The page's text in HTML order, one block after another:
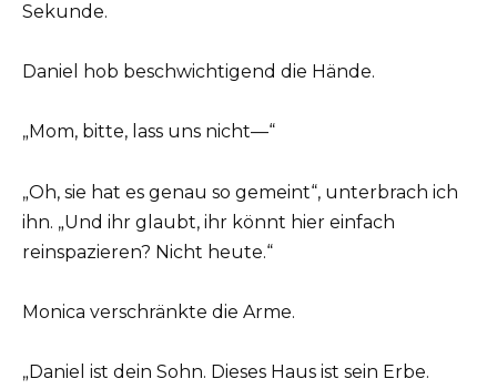
Sekunde.
Daniel hob beschwichtigend die Hände.
„Mom, bitte, lass uns nicht—“
„Oh, sie hat es genau so gemeint“, unterbrach ich
ihn. „Und ihr glaubt, ihr könnt hier einfach
reinspazieren? Nicht heute.“
Monica verschränkte die Arme.
„Daniel ist dein Sohn. Dieses Haus ist sein Erbe.